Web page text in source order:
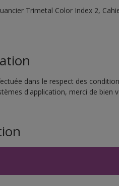
Trimetal Color Index 2,
dans le respect des
d'application, merci de